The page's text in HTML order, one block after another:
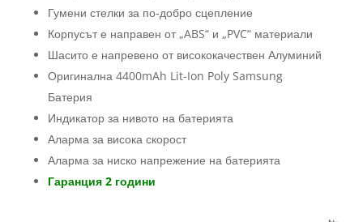
Гумени стелки за по-добро сцепление
Корпусът е направен от „ABS“ и „PVC“ материали
Шасито е напревено от висококачествен Алуминий
Оригинална 4400mAh Lit-Ion Poly Samsung
Батерия
Индикатор за нивото на батерията
Аларма за висока скорост
Аларма за ниско напрежение на батерията
Гаранция 2 години